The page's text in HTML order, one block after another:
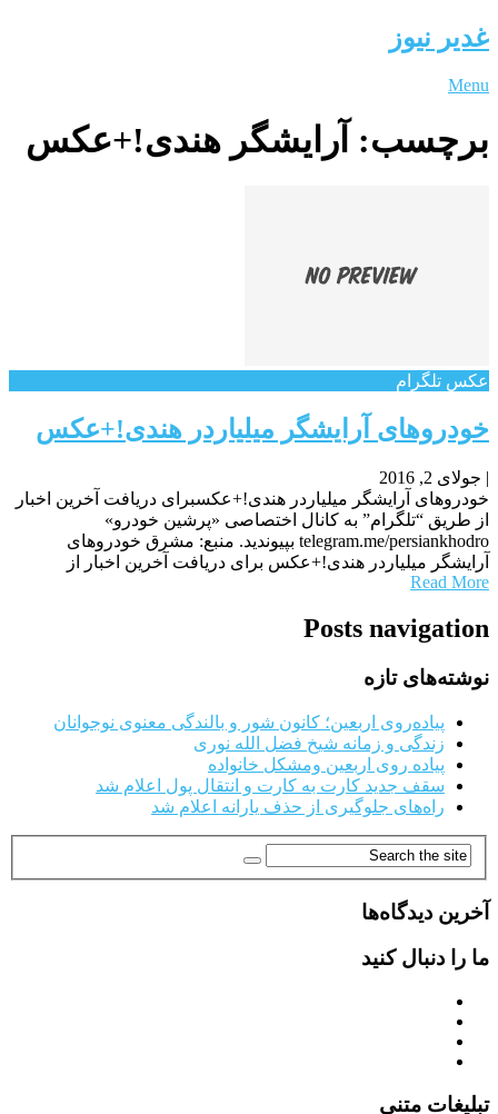
غدیر نیوز
Menu
برچسب: آرایشگر هندی!+عکس
عکس تلگرام
خودروهای آرایشگر میلیاردر هندی!+عکس
| جولای 2, 2016
خودروهای آرایشگر میلیاردر هندی!+عکسبرای دریافت آخرین اخبار
از طریق “تلگرام” به کانال اختصاصی «پرشین خودرو»
telegram.me/persiankhodro بپیوندید. منبع: مشرق خودروهای
آرایشگر میلیاردر هندی!+عکس برای دریافت آخرین اخبار از
Read More
Posts navigation
نوشته‌های تازه
پیاده‌روی اربعین؛ کانون شور و بالندگی معنوی نوجوانان
زندگی و زمانه شیخ فضل الله نوری
پیاده روی اربعین ومشکل خانواده
سقف جدید کارت به کارت و انتقال پول اعلام شد
راه‌های جلوگیری از حذف یارانه اعلام شد
آخرین دیدگاه‌ها
ما را دنبال کنید
تبلیغات متنی